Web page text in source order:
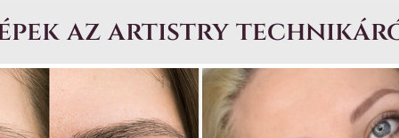
az artistry